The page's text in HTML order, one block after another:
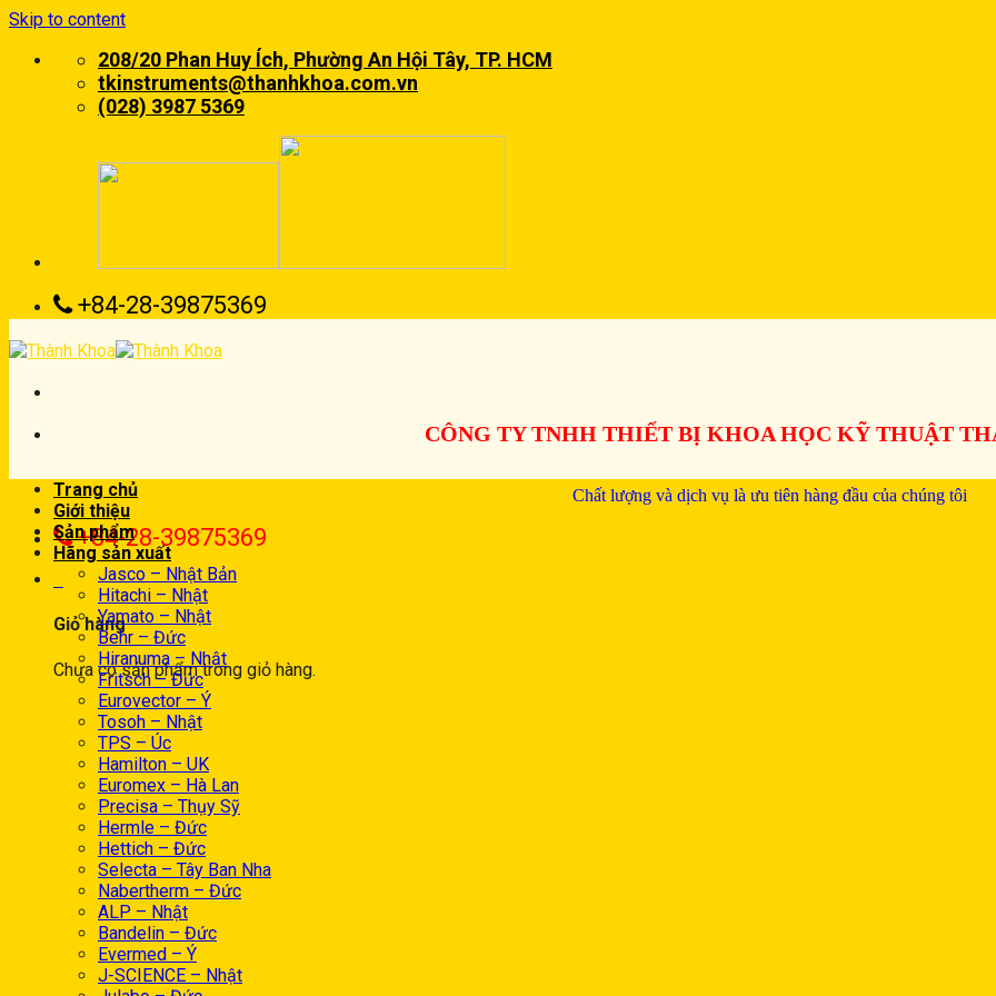
Skip to content
208/20 Phan Huy Ích, Phường An Hội Tây, TP. HCM
tkinstruments@thanhkhoa.com.vn
(028) 3987 5369
+84-28-39875369
CÔNG TY TNHH THIẾT BỊ KHOA HỌC KỸ THUẬT
Chất lượng và dịch vụ là ưu tiên hàng đầu của chúng tôi
+84-28-39875369
Giỏ hàng
Chưa có sản phẩm trong giỏ hàng.
Trang chủ
Giới thiệu
Sản phẩm
Hãng sản xuất
Jasco – Nhật Bản
Hitachi – Nhật
Yamato – Nhật
Behr – Đức
Hiranuma – Nhật
Fritsch – Đức
Eurovector – Ý
Tosoh – Nhật
TPS – Úc
Hamilton – UK
Euromex – Hà Lan
Precisa – Thụy Sỹ
Hermle – Đức
Hettich – Đức
Selecta – Tây Ban Nha
Nabertherm – Đức
ALP – Nhật
Bandelin – Đức
Evermed – Ý
J-SCIENCE – Nhật